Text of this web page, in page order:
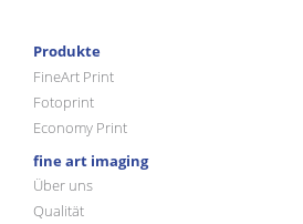
Produkte
FineArt Print
Fotoprint
Economy Print
fine art imaging
Über uns
Qualität